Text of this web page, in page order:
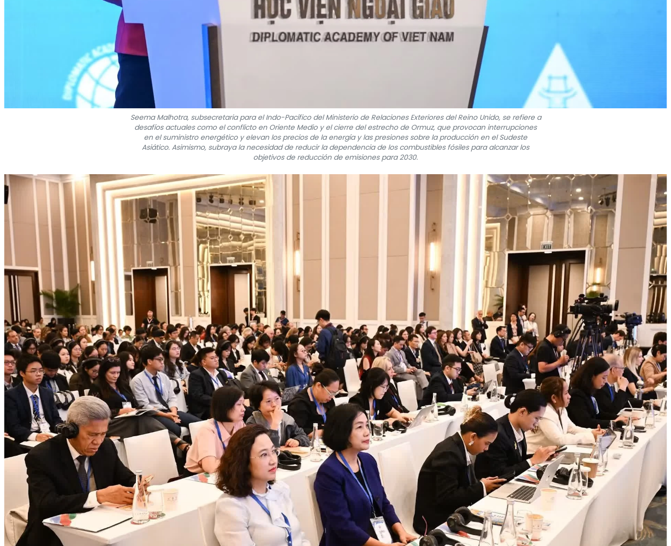
Seema Malhotra, subsecretaria para el Indo-Pacífico del Ministerio de Relaciones Exteriores del Reino Unido, se refiere a
desafíos actuales como el conflicto en Oriente Medio y el cierre del estrecho de Ormuz, que provocan interrupciones
en el suministro energético y elevan los precios de la energía y las presiones sobre la producción en el Sudeste
Asiático. Asimismo, subraya la necesidad de reducir la dependencia de los combustibles fósiles para alcanzar los
objetivos de reducción de emisiones para 2030.